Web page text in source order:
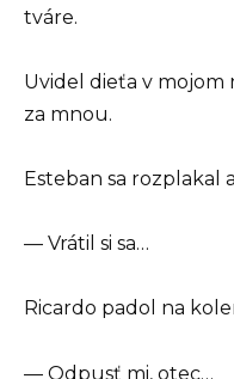
tváre.
Uvidel dieťa v
za mnou.
Esteban sa rozplakal
— Vrátil si sa…
Ricardo padol na
— Odpusť mi, otec…